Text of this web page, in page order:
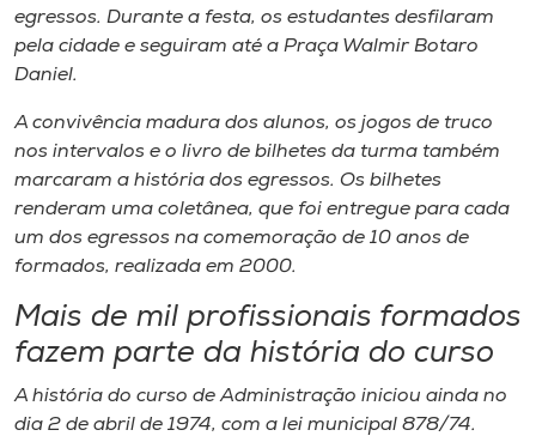
egressos. Durante a festa, os estudantes desfilaram
pela cidade e seguiram até a Praça Walmir Botaro
Daniel.
A convivência madura dos alunos, os jogos de truco
nos intervalos e o livro de bilhetes da turma também
marcaram a história dos egressos. Os bilhetes
renderam uma coletânea, que foi entregue para cada
um dos egressos na comemoração de 10 anos de
formados, realizada em 2000.
Mais de mil profissionais formados
fazem parte da história do curso
A história do curso de Administração iniciou ainda no
dia 2 de abril de 1974, com a lei municipal 878/74.